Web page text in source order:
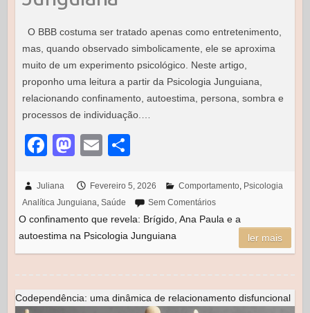
O BBB costuma ser tratado apenas como entretenimento,
mas, quando observado simbolicamente, ele se aproxima
muito de um experimento psicológico. Neste artigo,
proponho uma leitura a partir da Psicologia Junguiana,
relacionando confinamento, autoestima, persona, sombra e
processos de individuação.…
F
c
e
b
o
k
M
st
o
d
o
E
ail ar
e
Juliana Fevereiro 5, 2026 Comportamento, Psicologia
Analítica Junguiana Saúde Sem Comentários
O confinamento que revela: Brígido, Ana Paula e a
autoestima na Psicologia Junguiana
ler mais
Codependência: uma dinâmica de relacionamento disfuncional